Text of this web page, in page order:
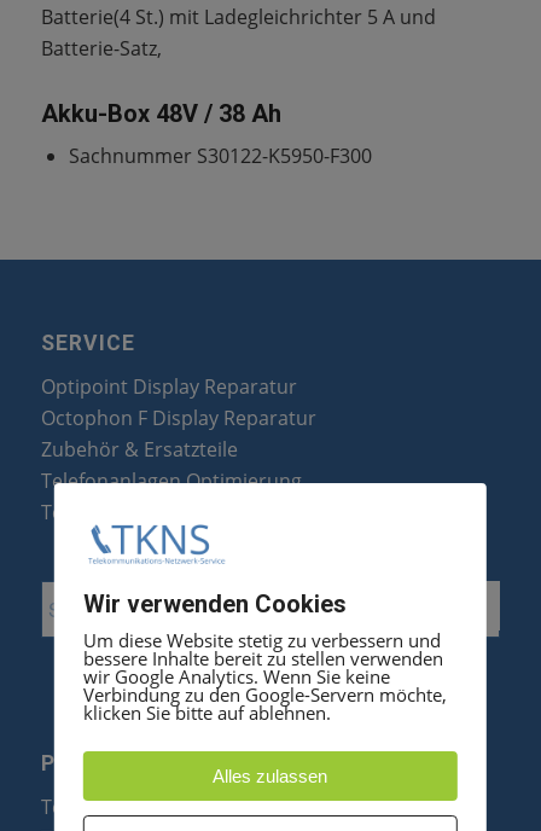
Batterie(4 St.) mit Ladegleichrichter 5 A und
Batterie-Satz,
Akku-Box 48V / 38 Ah
Sachnummer S30122-K5950-F300
SERVICE
Optipoint Display Reparatur
Octophon F Display Reparatur
Zubehör & Ersatzteile
Telefonanlagen Optimierung
Telefonanlagen Erweiterung
PRODUKTE
Telefonanlagen
Wir verwenden Cookies
Um diese Website stetig zu verbessern und
bessere Inhalte bereit zu stellen verwenden
wir Google Analytics. Wenn Sie keine
Verbindung zu den Google-Servern möchte,
klicken Sie bitte auf ablehnen.
Alles zulassen